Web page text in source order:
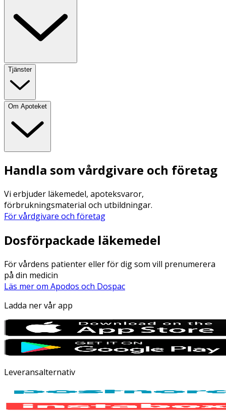
Tjänster
Om Apoteket
Handla som vårdgivare och företag
Vi erbjuder läkemedel, apoteksvaror,
förbrukningsmaterial och utbildningar.
För vårdgivare och företag
Dosförpackade läkemedel
För vårdens patienter eller för dig som vill prenumerera
på din medicin
Läs mer om Apodos och Dospac
Ladda ner vår app
Leveransalternativ